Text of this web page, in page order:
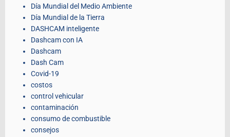
Día Mundial del Medio Ambiente
Día Mundial de la Tierra
DASHCAM inteligente
Dashcam con IA
Dashcam
Dash Cam
Covid-19
costos
control vehicular
contaminación
consumo de combustible
consejos